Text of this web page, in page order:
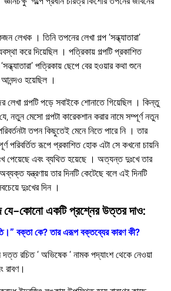
লেখক । তিনি তপনের লেখা গল্প ‘সন্ধ্যাতারা’
করে দিয়েছিল । পত্রিকায় গল্পটি প্রকাশিত
পত্রিকায় ছেপে বের হওয়ার কথা শুনে
হয়েছিল ।
লেখা গল্পটি পড়ে সবাইকে শোনাতে গিয়েছিল । কিন্তু
নতুন মেসো গল্পটা কারেকশান করার নামে সম্পূর্ণ নতুন
তপন কিছুতেই মেনে নিতে পারে নি । তার
পরিবর্তিত রূপে প্রকাশিত হোক এটা সে কখনো চায়নি
এবং ব্যথিত হয়েছে । অত্যন্ত দুঃখে তার
যন্ত্রণায় তার দিনটি কেটেছে বলে এই দিনটি
দুঃখের দিন ।
যে-কোনো একটি প্রশ্নের উত্তর দাও:
বক্তা কে? তার এরূপ বক্তব্যের কারণ কী?
রচিত ‘ অভিষেক ‘ নামক পদ্যাংশ থেকে নেওয়া
রাবণ।